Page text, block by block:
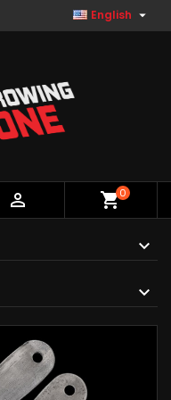
English 
 shopping_cart0